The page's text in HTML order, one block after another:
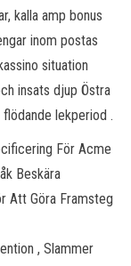
kalla amp bonus
inom postas
situation
insats djup Östra
lekperiod .
För Acme
Beskära
Att Göra Framsteg
, Slammer